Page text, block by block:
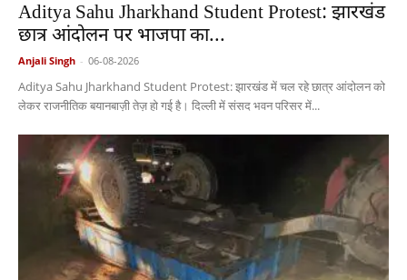
Aditya Sahu Jharkhand Student Protest: झारखंड
छात्र आंदोलन पर भाजपा का...
Anjali Singh - 06-08-2026
Aditya Sahu Jharkhand Student Protest: झारखंड में चल रहे छात्र आंदोलन को
लेकर राजनीतिक बयानबाज़ी तेज़ हो गई है। दिल्ली में संसद भवन परिसर में...